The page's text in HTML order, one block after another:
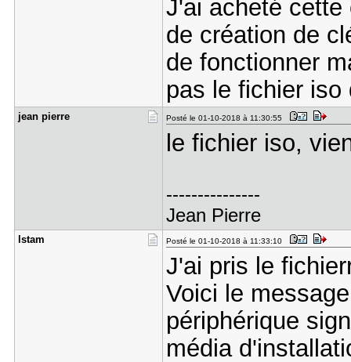
J'ai acheté
de création de
de fonctionner
pas le fichier iso
jean pierr​e Posté le 01-10-2018 à 11:30:55
le fichier iso,
---------------
Jean Pierre
lstam Posté le 01-10-2018 à 11:33:10
J'ai pris le
Voici le
périphérique
média